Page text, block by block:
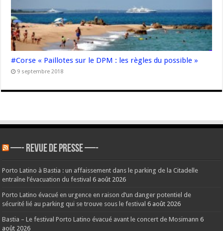
#Corse « Paillotes sur le DPM : les règles du possible »
9 septembre 2018
—- REVUE DE PRESSE —-
Porto Latino à Bastia : un affaissement dans le parking de la Citadelle
entraîne l’évacuation du festival 6 août 2026
Porto Latino évacué en urgence en raison d’un danger potentiel de
sécurité lié au parking qui se trouve sous le festival 6 août 2026
Bastia – Le festival Porto Latino évacué avant le concert de Mosimann 6
août 2026